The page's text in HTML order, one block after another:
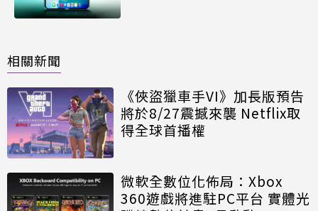
相關新聞
《俠盜獵車手VI》加長版預告
將於8/27震撼來襲 Netflix取
得全球首播權
微軟全數位化佈局：Xbox
360遊戲將進駐PC平台 實體光